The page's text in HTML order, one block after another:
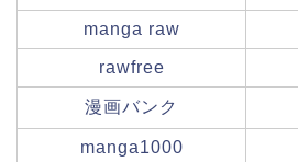
manga raw
rawfree
漫画バンク
manga1000